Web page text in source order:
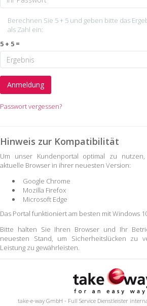
Berechnen Sie 5 + 5 und geben bitte das
als Zahl ein:
5 + 5 =
Passwort vergessen?
Hinweis zur Kompatibilität
Um unser Kundenportal optimal zu
aktuelle Browser in ihrer neuesten Version:
Google Chrome
Mozilla Firefox
Microsoft Edge
Das Portal funktioniert am besten mit Windows
Bitte halten Sie Ihren Browser und Ihr
neuesten Stand, um Sicherheitslücken zu
Leistung zu gewährleisten.
take-e-way GmbH - Full Service Dienstleister